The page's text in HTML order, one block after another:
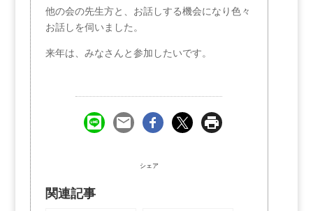
他の会の先生方と、お話しする機会になり色々
お話しを伺いました。
来年は、みなさんと参加したいです。
シェア
関連記事